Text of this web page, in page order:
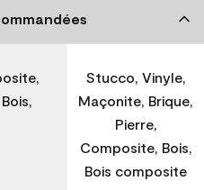
Stucco, Vinyle,
Maçonite, Brique,
Pierre,
Composite, Bois,
Bois composite